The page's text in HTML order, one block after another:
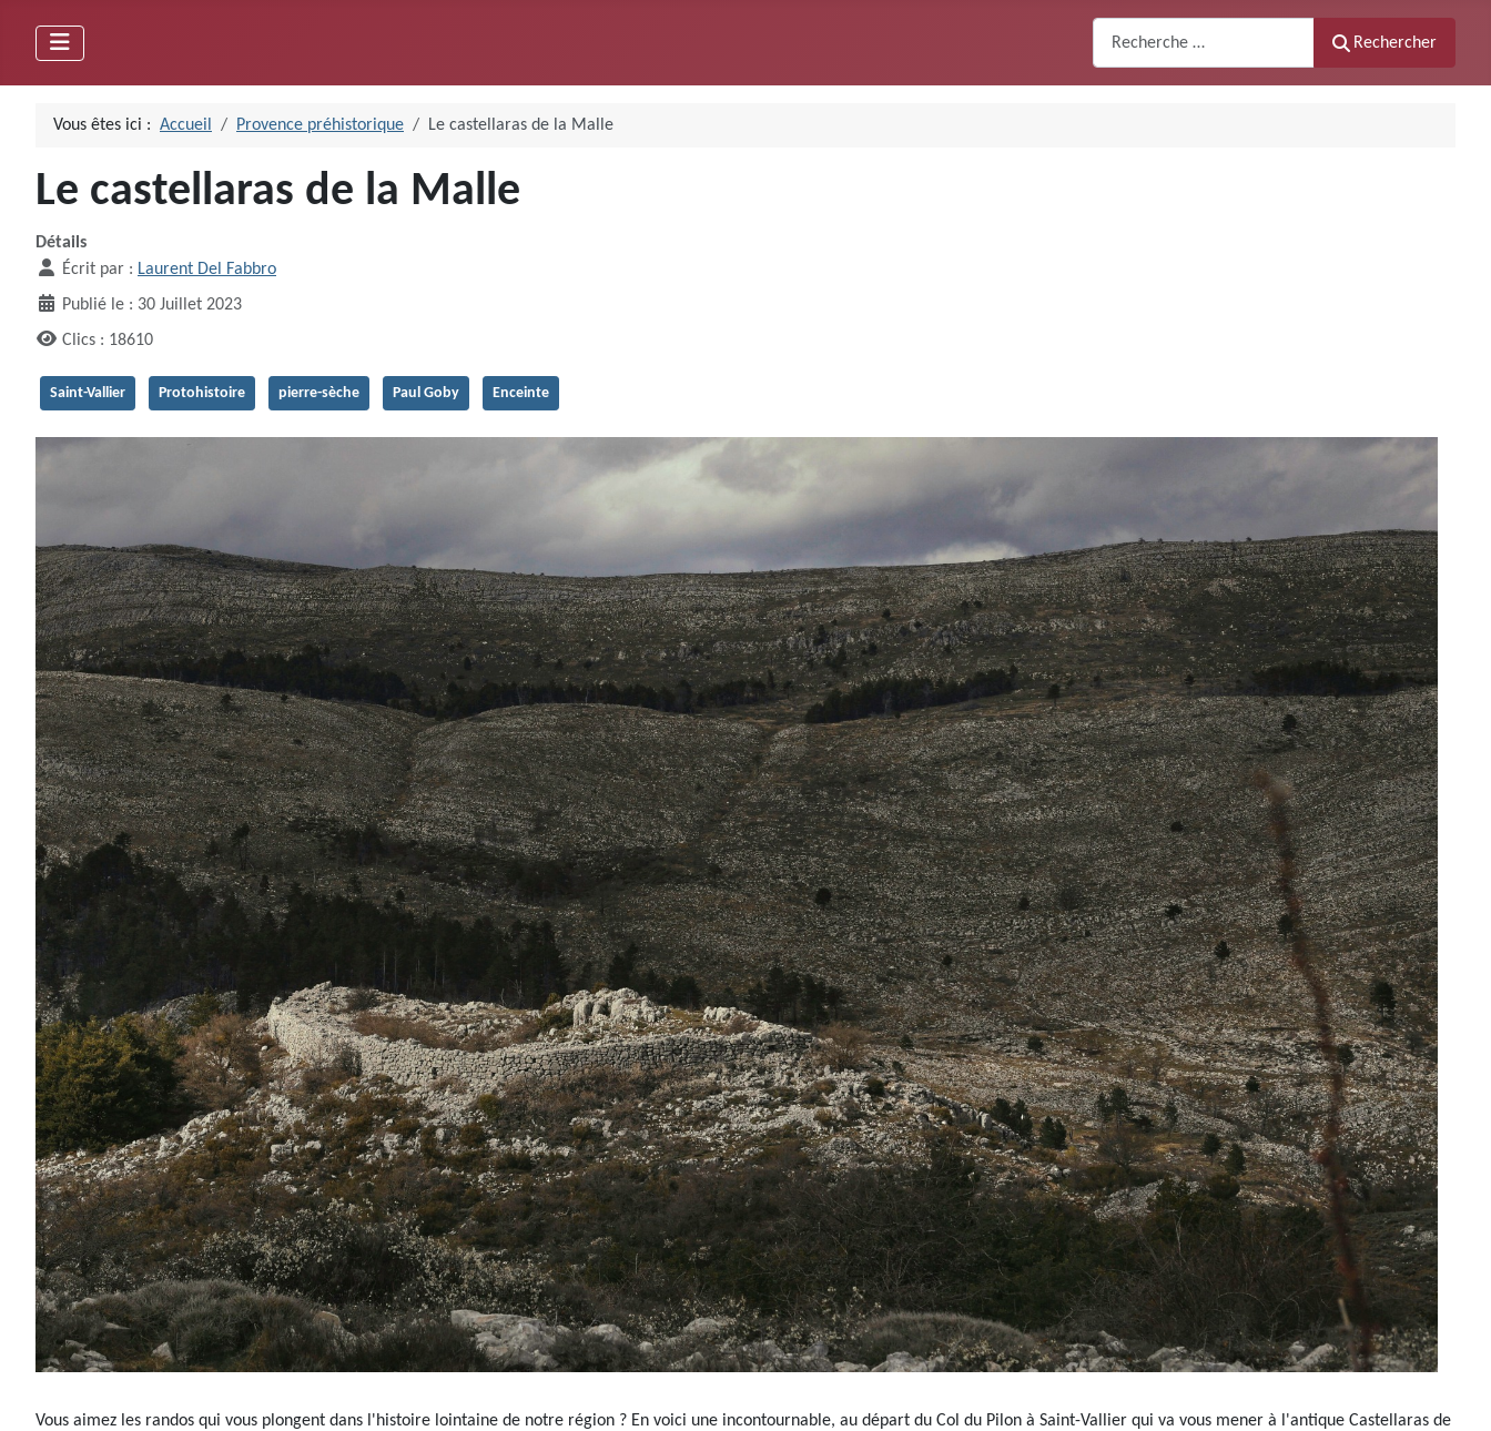
Rechercher
Vous êtes ici : Accueil Provence préhistorique Le castellaras de la Malle
Le castellaras de la Malle
Détails
Écrit par : Laurent Del Fabbro
Publié le : 30 Juillet 2023
Clics : 18610
Saint-Vallier Protohistoire pierre-sèche Paul Goby Enceinte
Vous aimez les randos qui vous plongent dans l'histoire lointaine de notre région ? En voici une incontournable, au départ du Col du Pilon à Saint-Vallier qui va vous mener à l'antique Castellaras de